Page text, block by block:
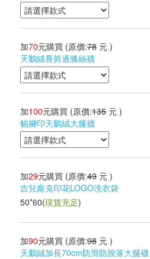
加70元購買 (原價:78 元 )
天鵝絨長筒過膝絲襪
加100元購買 (原價:135 元 )
貓腳印天鵝絨大腿襪
加29元購買 (原價:49 元 )
吉兒龐克印花LOGO洗衣袋
50*60(現貨充足)
加90元購買 (原價:98 元 )
天鵝絨加長70cm防滑防脫落大腿襪